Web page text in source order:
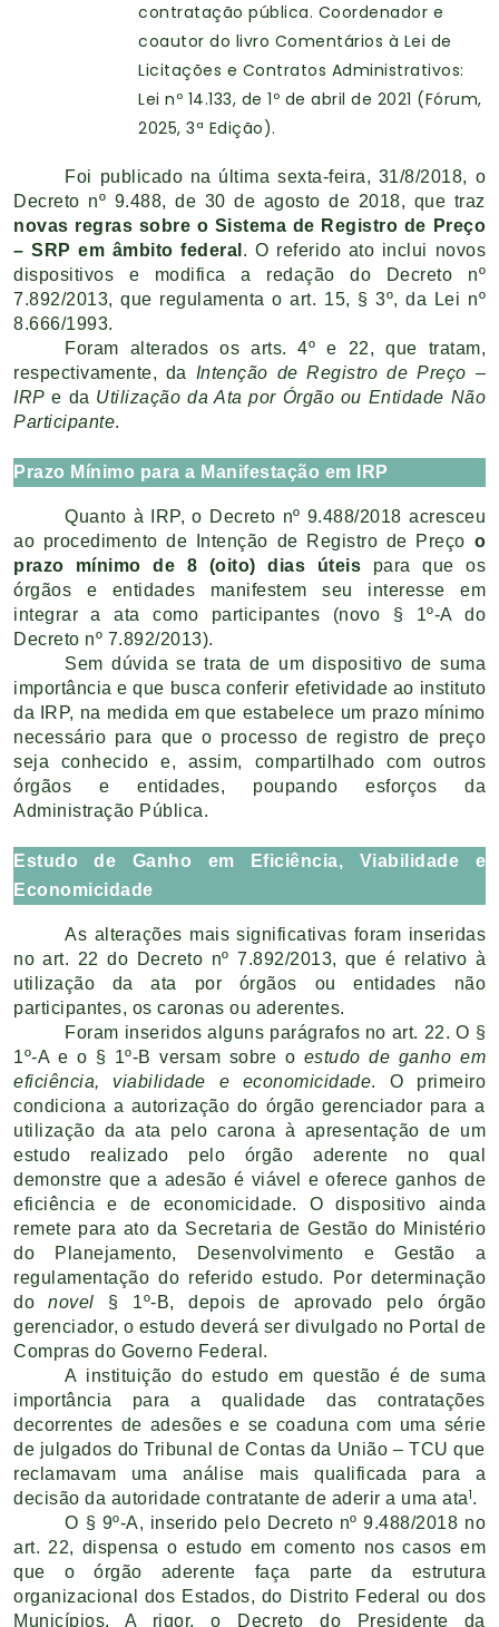
contratação pública. Coordenador e
coautor do livro Comentários à Lei de
Licitações e Contratos Administrativos:
Lei nº 14.133, de 1º de abril de 2021 (Fórum,
2025, 3ª Edição).
Foi publicado na última sexta-feira, 31/8/2018, o
Decreto nº 9.488, de 30 de agosto de 2018, que traz
novas regras sobre o Sistema de Registro de Preço
– SRP em âmbito federal . O referido ato inclui novos
dispositivos e modifica a redação do Decreto nº
7.892/2013, que regulamenta o art. 15, § 3º, da Lei nº
8.666/1993.
Foram alterados os arts. 4º e 22, que tratam,
respectivamente, da Intenção de Registro de Preço –
IRP e da Utilização da Ata por Órgão ou Entidade Não
Participante.
Prazo Mínimo para a Manifestação em IRP
Quanto à IRP, o Decreto nº 9.488/2018 acresceu
ao procedimento de Intenção de Registro de Preço o
prazo mínimo de 8 (oito) dias úteis para que os
órgãos e entidades manifestem seu interesse em
integrar a ata como participantes (novo § 1º-A do
Decreto nº 7.892/2013).
Sem dúvida se trata de um dispositivo de suma
importância e que busca conferir efetividade ao instituto
da IRP, na medida em que estabelece um prazo mínimo
necessário para que o processo de registro de preço
seja conhecido e, assim, compartilhado com outros
órgãos e entidades, poupando esforços da
Administração Pública.
Estudo de Ganho em Eficiência, Viabilidade e
Economicidade
As alterações mais significativas foram inseridas
no art. 22 do Decreto nº 7.892/2013, que é relativo à
utilização da ata por órgãos ou entidades não
participantes, os caronas ou aderentes.
Foram inseridos alguns parágrafos no art. 22. O §
1º-A e o § 1º-B versam sobre o estudo de ganho em
eficiência, viabilidade e economicidade. O primeiro
condiciona a autorização do órgão gerenciador para a
utilização da ata pelo carona à apresentação de um
estudo realizado pelo órgão aderente no qual
demonstre que a adesão é viável e oferece ganhos de
eficiência e de economicidade. O dispositivo ainda
remete para ato da Secretaria de Gestão do Ministério
do Planejamento, Desenvolvimento e Gestão a
regulamentação do referido estudo. Por determinação
donovel § 1º-B, depois de aprovado pelo órgão
gerenciador, o estudo deverá ser divulgado no Portal de
Compras do Governo Federal.
A instituição do estudo em questão é de suma
importância para a qualidade das contratações
decorrentes de adesões e se coaduna com uma série
de julgados do Tribunal de Contas da União – TCU que
reclamavam uma análise mais qualificada para a
decisão da autoridade contratante de aderir a uma ata1.
O § 9º-A, inserido pelo Decreto nº 9.488/2018 no
art. 22, dispensa o estudo em comento nos casos em
que o órgão aderente faça parte da estrutura
organizacional dos Estados, do Distrito Federal ou dos
Municípios. A rigor, o Decreto do Presidente da